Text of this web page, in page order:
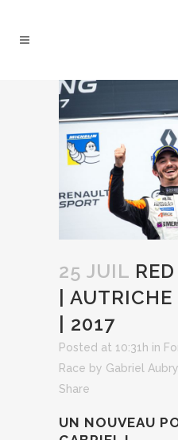
25 JUIL
|
| 2017
Posted at 10:31h in
Race by Gabriel Aubry
Share
UN NOUVEAU